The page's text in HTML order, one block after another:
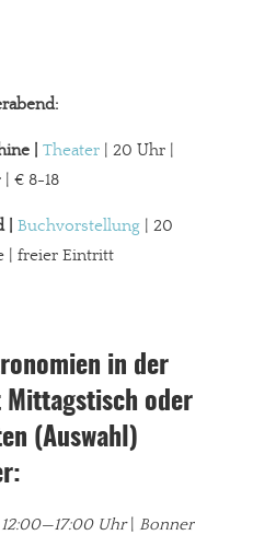
| Theater | 20 Uhr |
| € 8-18
| Buchvorstellung | 20
| freier Eintritt
in der
Mittagstisch oder
(Auswahl)
Uhr
Bonner